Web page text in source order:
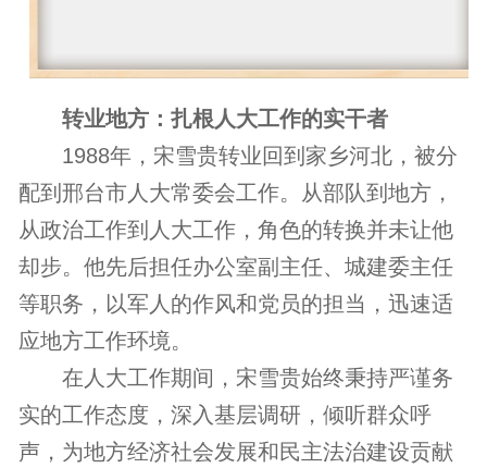
转业地方：扎根人大工作的实干者
1988年，宋雪贵转业回到家乡河北，被分
配到邢台市人大常委会工作。从部队到地方，
从政治工作到人大工作，角色的转换并未让他
却步。他先后担任办公室副主任、城建委主任
等职务，以军人的作风和党员的担当，迅速适
应地方工作环境。
在人大工作期间，宋雪贵始终秉持严谨务
实的工作态度，深入基层调研，倾听群众呼
声，为地方经济社会发展和民主法治建设贡献